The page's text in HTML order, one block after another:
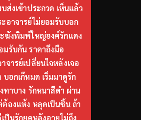
ส่งเข้าประกวด เห็นแล้ว
อาจารย์ไม่ยอมรับบอก
ฆังพิมพ์ใหญ่องค์รักแดง
รับกัน ราคาถึงมือ
ารย์เปลี่ยนใจหลังเจอ
อกเก๊หมด เริ่มมาดูรัก
ทาบาง รักหนาสีดำ ผ่าน
องแห้ง หลุดเป็นชิ้น ถ้า
ป็นรักยุคหลังอายุไม่ถึง